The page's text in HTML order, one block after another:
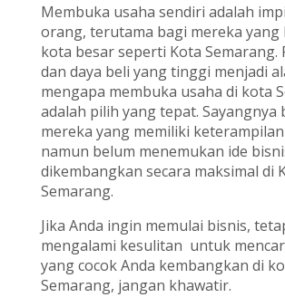
Membuka usaha sendiri adalah
orang, terutama bagi mereka yang
kota besar seperti Kota Semarang.
dan daya beli yang tinggi menjadi
mengapa membuka usaha di kota
adalah pilih yang tepat. Sayangnya
mereka yang memiliki
namun belum menemukan ide
dikembangkan secara maksimal di
Semarang.
Jika Anda ingin memulai bisnis,
mengalami kesulitan untuk
yang cocok Anda kembangkan di
Semarang, jangan khawatir.